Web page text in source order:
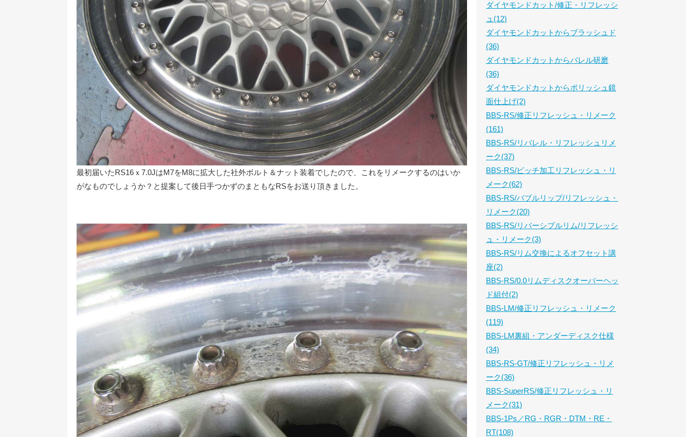
最初届いたRS16ｘ7.0JはM7をM8に拡大した社外ボルト＆ナット装着でしたので、これをリメークするのはいか
がなものでしょうか？と提案して後日手つかずのまともなRSをお送り頂きました。
ダイヤモンドカット/修正・リフレッシ
ュ(12)
ダイヤモンドカットからブラッシュド
(36)
ダイヤモンドカットからバレル研磨
(36)
ダイヤモンドカットからポリッシュ鏡
面仕上げ(2)
BBS-RS/修正リフレッシュ・リメーク
(161)
BBS-RS/リバレル・リフレッシュリメ
ーク(37)
BBS-RS/ピッチ加工リフレッシュ・リ
メーク(62)
BBS-RS/バブルリップ/リフレッシュ・
リメーク(20)
BBS-RS/リバーシブルリム/リフレッシ
ュ・リメーク(3)
BBS-RS/リム交換によるオフセット講
座(2)
BBS-RS/0.0リムディスクオーバーヘッ
ド組付(2)
BBS-LM/修正リフレッシュ・リメーク
(119)
BBS-LM裏組・アンダーディスク仕様
(34)
BBS-RS-GT/修正リフレッシュ・リメ
ーク(36)
BBS-SuperRS/修正リフレッシュ・リ
メーク(31)
BBS-1Ps／RG・RGR・DTM・RE・
RT(108)